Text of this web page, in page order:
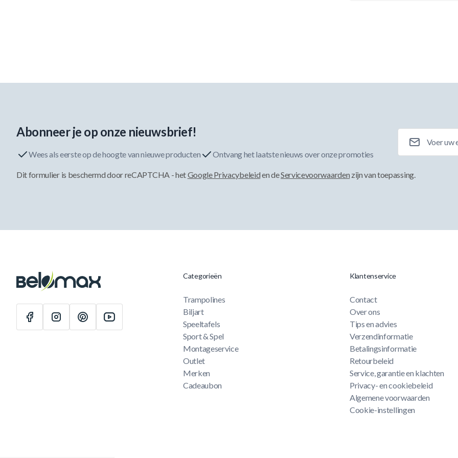
Abonneer je op onze nieuwsbrief!
Wees als eerste op de hoogte van nieuwe producten Ontvang het laatste nieuws over onze promoties
Dit formulier is beschermd door reCAPTCHA - hetGoogle Privacybeleiden deServicevoorwaarden zijn van toepassing.
Categorieën
Trampolines
Biljart
Speeltafels
Sport & Spel
Montageservice
Outlet
Merken
Cadeaubon
Klantenservice
Contact
Over ons
Tips en advies
Verzendinformatie
Betalingsinformatie
Retourbeleid
Service, garantie en klachten
Privacy- en cookiebeleid
Algemene voorwaarden
Cookie-instellingen